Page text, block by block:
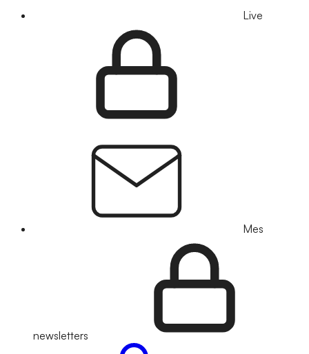
Live
Mes
newsletters